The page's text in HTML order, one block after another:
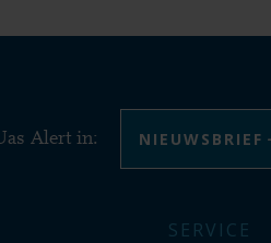
Alert in: NIEUWSBRIEF
SERVICE